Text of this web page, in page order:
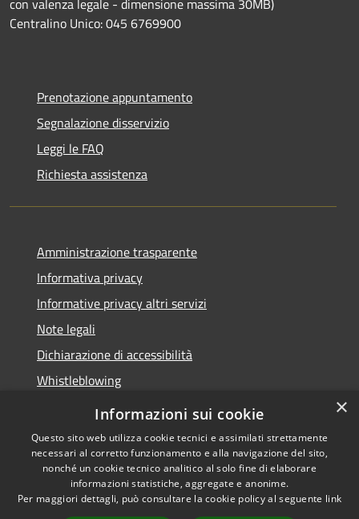
Centralino Unico: 045 6769900
Prenotazione appuntamento
Segnalazione disservizio
Leggi le FAQ
Richiesta assistenza
Amministrazione trasparente
Informativa privacy
Informative privacy altri servizi
Note legali
Dichiarazione di accessibilità
Whistleblowing
RSS
Accessibilità
Privacy
Copyright © 2026 • Comune di
Bussolengo • Powered by
Municipium•Accesso
×
Informazioni sui cookie
Questo sito web utilizza cookie tecnici e assimilati strettamente
necessari al corretto funzionamento e alla navigazione del sito,
nonché un cookie tecnico analitico al solo fine di elaborare
informazioni statistiche, aggregate e anonime.
Per maggiori dettagli, può consultare la cookie policy al seguente link